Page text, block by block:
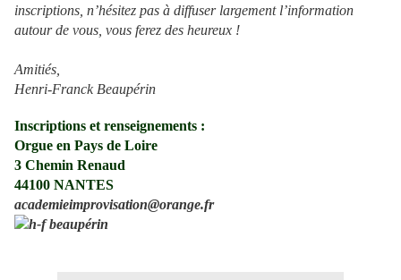
inscriptions, n’hésitez pas à diffuser largement l’information
autour de vous, vous ferez des heureux !
Amitiés,
Henri-Franck Beaupérin
Inscriptions et renseignements :
Orgue en Pays de Loire
3 Chemin Renaud
44100 NANTES
academieimprovisation@orange.fr